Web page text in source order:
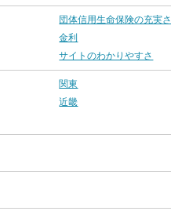
団体信用生命保険の充実さ
金利
サイトのわかりやすさ
関東
近畿